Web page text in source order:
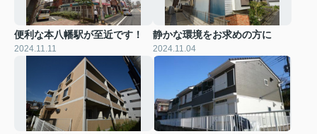
便利な本八幡駅が至近です！
2024.11.11
静かな環境をお求めの方に
2024.11.04